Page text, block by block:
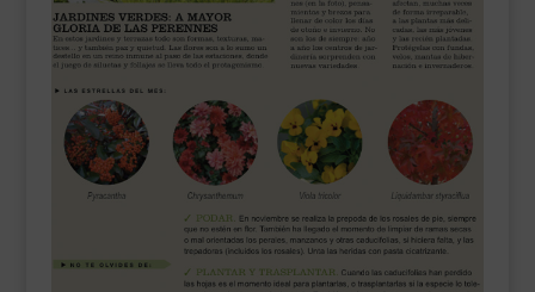
___________________________
VEURE EN CATALÀ